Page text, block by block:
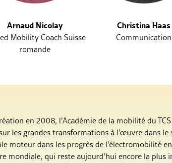
Arnaud Nicolay
Mobility Coach Suisse
romande
Christina Haas
Communication
en 2008, l’Académie de la mobilité du
les grandes transformations à l’œuvre dans
moteur dans les progrès de l’électromobilité
mondiale, qui reste aujourd’hui encore la